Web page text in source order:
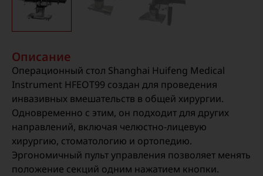
Описание
Операционный стол Shanghai Huifeng Medical
Instrument HFEOT99 создан для проведения
инвазивных вмешательств в общей хирургии.
Одновременно с этим, он подходит для других
направлений, включая челюстно-лицевую
хирургию, стоматологию и ортопедию.
Эргономичный пульт управления позволяет менять
положение секций одним нажатием кнопки.